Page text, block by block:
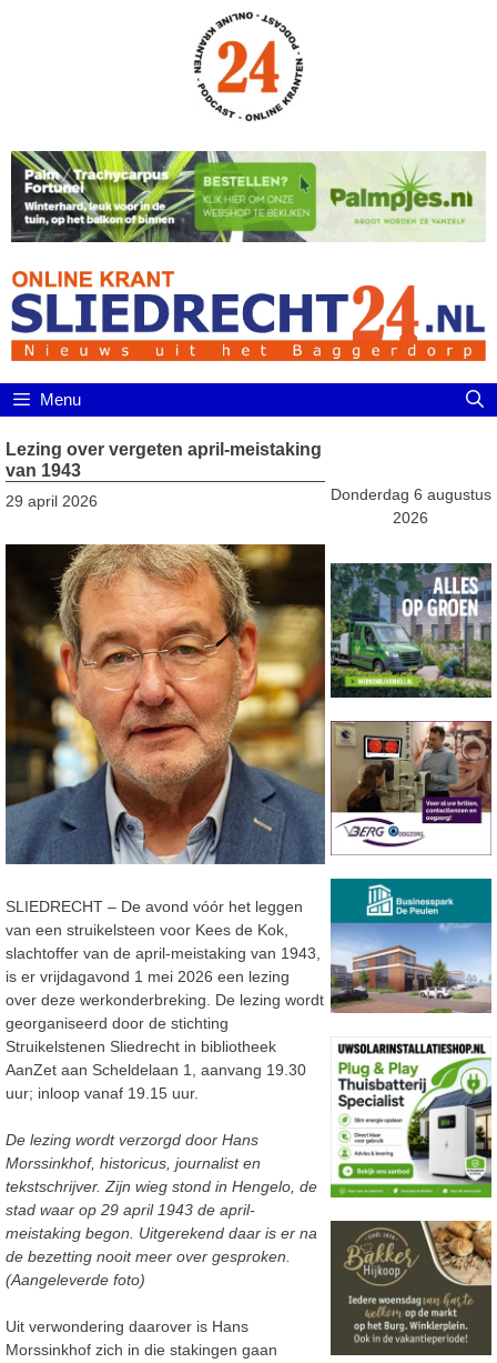
Menu
Lezing over vergeten april-meistaking
van 1943
29 april 2026
SLIEDRECHT – De avond vóór het leggen
van een struikelsteen voor Kees de Kok,
slachtoffer van de april-meistaking van 1943,
is er vrijdagavond 1 mei 2026 een lezing
over deze werkonderbreking. De lezing wordt
georganiseerd door de stichting
Struikelstenen Sliedrecht in bibliotheek
AanZet aan Scheldelaan 1, aanvang 19.30
uur; inloop vanaf 19.15 uur.
De lezing wordt verzorgd door Hans
Morssinkhof, historicus, journalist en
tekstschrijver. Zijn wieg stond in Hengelo, de
stad waar op 29 april 1943 de april-
meistaking begon. Uitgerekend daar is er na
de bezetting nooit meer over gesproken.
(Aangeleverde foto)
Uit verwondering daarover is Hans
Morssinkhof zich in die stakingen gaan
Donderdag 6 augustus
2026